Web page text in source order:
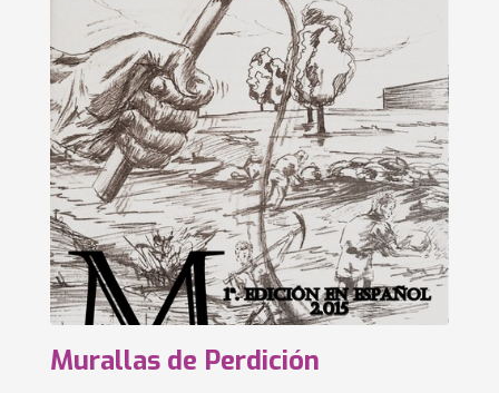
Murallas de Perdición